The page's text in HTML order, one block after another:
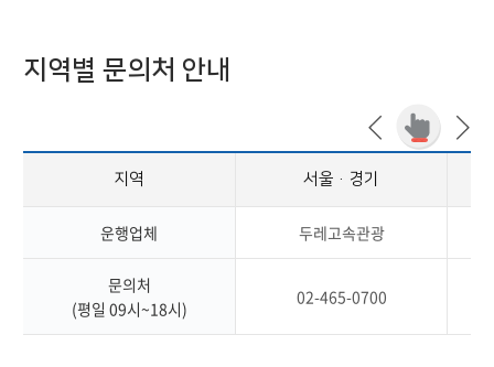
지역별 문의처 안내
지역 서울·경기
운행업체 두레고속관광
문의처
(평일 09시~18시)
02-465-0700